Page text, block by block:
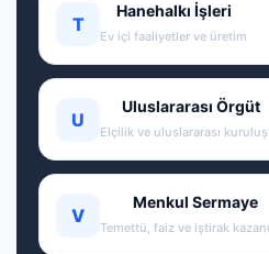
T
Hanehalkı İşleri
Ev içi faaliyetler ve üretim
U
Uluslararası Örgüt
Elçilik ve uluslararası
V
Menkul Sermaye
Temettü, faiz ve iştirak